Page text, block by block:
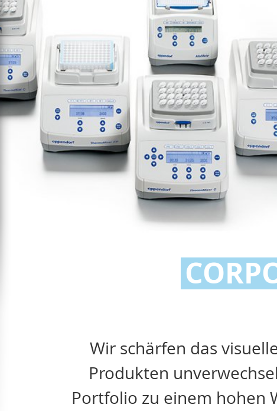
Wir schärfen das
Produkten
Portfolio zu einem hohen